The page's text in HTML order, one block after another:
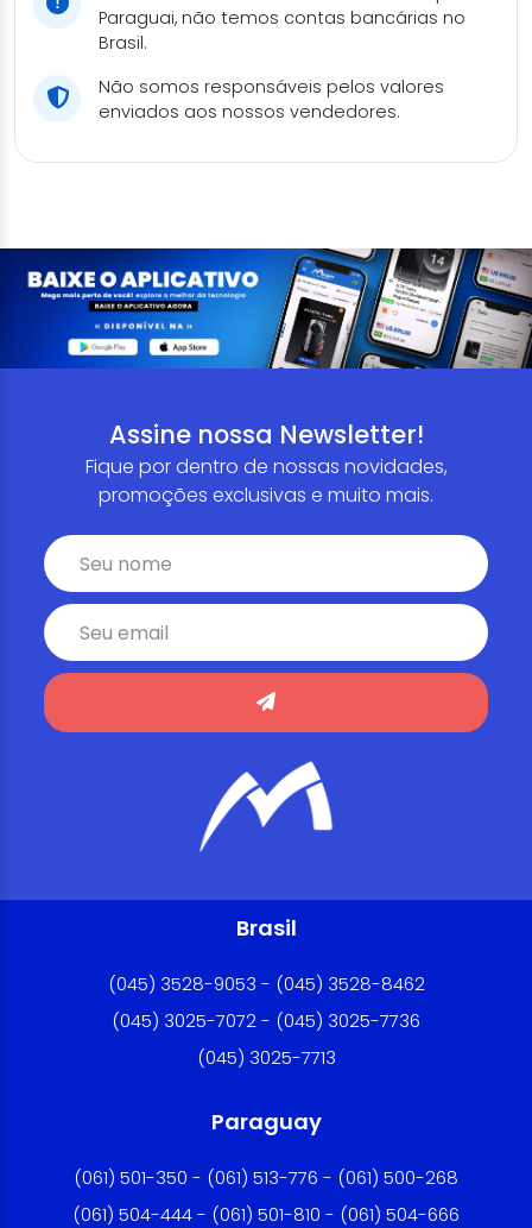
Paraguai, não temos contas bancárias no
Brasil.
Não somos responsáveis pelos valores
enviados aos nossos vendedores.
Assine nossa Newsletter!
Fique por dentro de nossas novidades,
promoções exclusivas e muito mais.
Brasil
(045) 3528-9053 - (045) 3528-8462
(045) 3025-7072 - (045) 3025-7736
(045) 3025-7713
Paraguay
(061) 501-350 - (061) 513-776 - (061) 500-268
(061) 504-444 - (061) 501-810 - (061) 504-666